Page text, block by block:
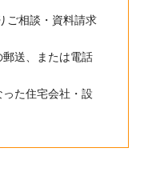
ご相談・資料請求
送、または電話
た住宅会社・設